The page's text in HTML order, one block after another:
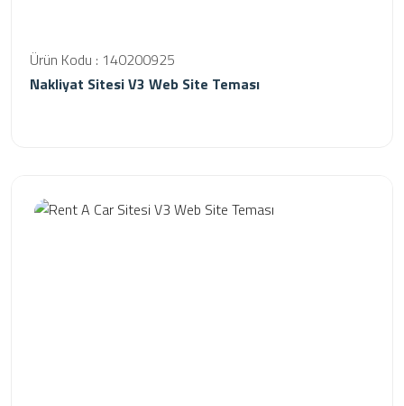
Ürün Kodu : 140200925
Nakliyat Sitesi V3 Web Site Teması